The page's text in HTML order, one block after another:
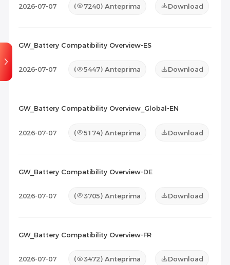
2026-07-07 ( 7240) Anteprima Download
GW_Battery Compatibility Overview-ES
2026-07-07 ( 5447) Anteprima Download
GW_Battery Compatibility Overview_Global-EN
2026-07-07 ( 5174) Anteprima Download
GW_Battery Compatibility Overview-DE
2026-07-07 ( 3705) Anteprima Download
GW_Battery Compatibility Overview-FR
2026-07-07 ( 3472) Anteprima Download